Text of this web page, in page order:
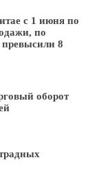
с 1 июня по
по
превысили 8
оборот